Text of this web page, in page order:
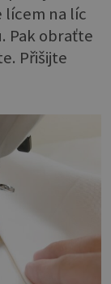
na líc
Pak obraťte
Přišijte